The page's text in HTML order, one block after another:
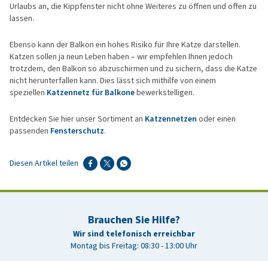
Urlaubs an, die Kippfenster nicht ohne Weiteres zu öffnen und offen zu
lassen.
Ebenso kann der Balkon ein hohes Risiko für Ihre Katze darstellen.
Katzen sollen ja neun Leben haben – wir empfehlen Ihnen jedoch
trotzdem, den Balkon so abzuschirmen und zu sichern, dass die Katze
nicht herunterfallen kann. Dies lässt sich mithilfe von einem
speziellen Katzennetz für Balkonebewerkstelligen.
Entdecken Sie hier unser Sortiment an Katzennetzen oder einen
passenden Fensterschutz.
Diesen Artikel teilen
Brauchen Sie Hilfe?
Wir sind telefonisch erreichbar
Montag bis Freitag: 08:30 - 13:00 Uhr